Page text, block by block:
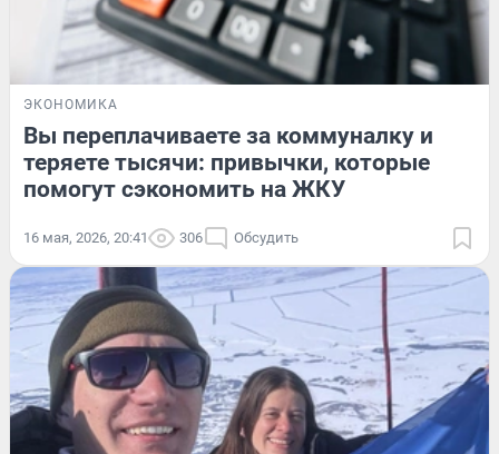
ЭКОНОМИКА
Вы переплачиваете за коммуналку и
теряете тысячи: привычки, которые
помогут сэкономить на ЖКУ
16 мая, 2026, 20:41 306 Обсудить